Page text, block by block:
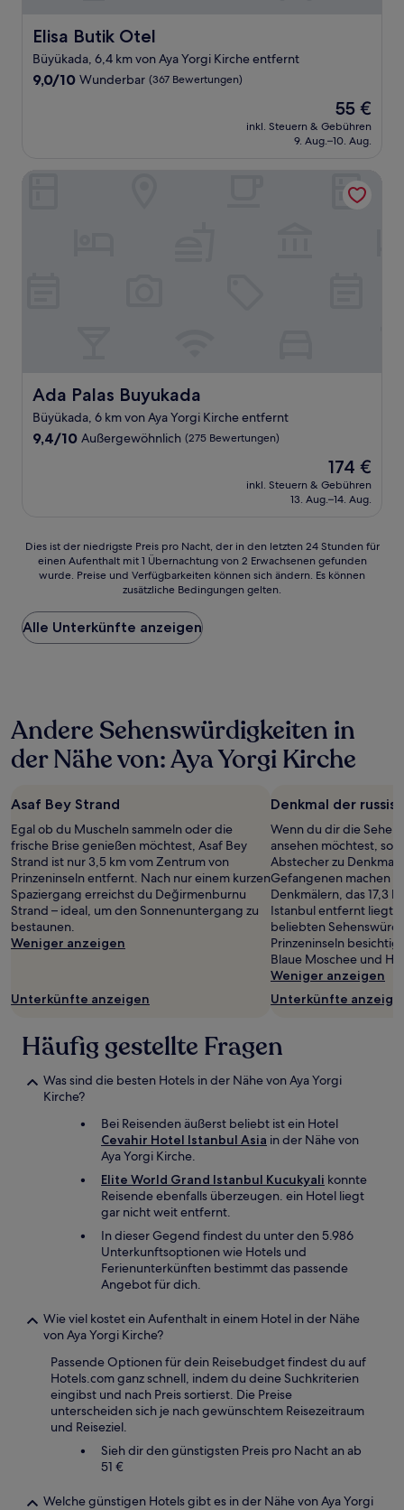
Elisa Butik Otel
Elisa Butik Otel
Büyükada, 6,4 km von Aya Yorgi Kirche entfernt
9.0
9,0/10 Wunderbar (367 Bewertungen)
Der
Preis
beträgt
55 €
inkl. Steuern & Gebühren
9. Aug.–10. Aug.
Ada Palas Buyukada
Ada Palas Buyukada
Büyükada, 6 km von Aya Yorgi Kirche entfernt
9.4
9,4/10 Außergewöhnlich (275 Bewertungen)
Der
Preis
beträgt
174 €
inkl. Steuern & Gebühren
13. Aug.–14. Aug.
Dies
der
Preis
pro
Nacht,
24 Stunden
für
einen
1 Übernachtung
von
2 Erwachsenen
gefunden
wurde.
Preise
und
Verfügbarkeiten
können
sich
können
Bedingungen
gelten.
Dies ist der niedrigste Preis pro Nacht, der in den letzten 24 Stunden für
einen Aufenthalt mit 1 Übernachtung von 2 Erwachsenen gefunden
wurde. Preise und Verfügbarkeiten können sich ändern. Es können
zusätzliche Bedingungen gelten.
Alle Unterkünfte anzeigen
Andere Sehenswürdigkeiten in
der Nähe von: Aya Yorgi Kirche
Asaf Bey Strand
Egal ob du Muscheln sammeln oder die
frische Brise genießen möchtest, Asaf Bey
Strand ist nur 3,5 km vom Zentrum von
Prinzeninseln entfernt. Nach nur einem kurzen
Spaziergang erreichst du Değirmenburnu
Strand – ideal, um den Sonnenuntergang zu
bestaunen.
Weniger anzeigen
Unterkünfte anzeigen
Denkmal der
Wenn du dir die
ansehen möchtest,
Abstecher zu Denkmal
Gefangenen machen –
Denkmälern, das 17,3
Istanbul entfernt liegt.
beliebten
Prinzeninseln
Blaue Moschee und
Weniger anzeigen
Unterkünfte
Häufig gestellte Fragen
Was sind die besten Hotels in der Nähe von Aya Yorgi
Kirche?
Bei Reisenden äußerst beliebt ist ein Hotel
Cevahir Hotel Istanbul Asia in der Nähe von
Aya Yorgi Kirche.
Elite World Grand Istanbul Kucukyali konnte
Reisende ebenfalls überzeugen. ein Hotel liegt
gar nicht weit entfernt.
In dieser Gegend findest du unter den 5.986
Unterkunftsoptionen wie Hotels und
Ferienunterkünften bestimmt das passende
Angebot für dich.
Wie viel kostet ein Aufenthalt in einem Hotel in der Nähe
von Aya Yorgi Kirche?
Passende Optionen für dein Reisebudget findest du auf
Hotels.com ganz schnell, indem du deine Suchkriterien
eingibst und nach Preis sortierst. Die Preise
unterscheiden sich je nach gewünschtem Reisezeitraum
und Reiseziel.
Sieh dir den günstigsten Preis pro Nacht an ab
51 €
Welche günstigen Hotels gibt es in der Nähe von Aya Yorgi